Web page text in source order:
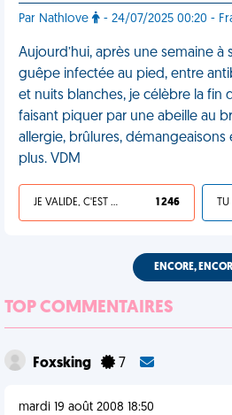
Par Nathlove - 24/07/2025 00:20 -
Aujourd’hui, après une semaine
guêpe infectée au pied, entre
et nuits blanches, je célèbre la fin
faisant piquer par une abeille au
allergie, brûlures,
plus. VDM
JE VALIDE, C'EST UNE VDM 1 246
ENCORE,
TOP COMMENTAIRES
Foxsking 7
mardi 19 août 2008 18:50